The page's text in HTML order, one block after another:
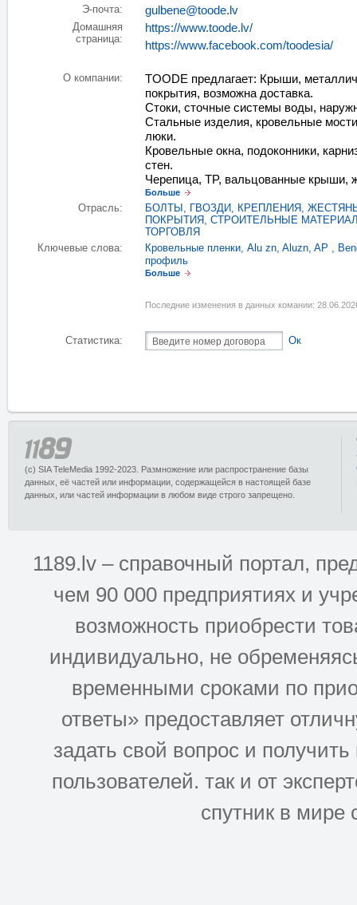
Э-почта: gulbene@toode.lv
Домашняя
страница:
https://www.toode.lv/
https://www.facebook.com/toodesia/
О компании:
TOODE предлагает: Крыши,
покрытия, возможна доставка.
Стоки, сточные системы воды,
Стальные изделия, кровельные
люки.
Кровельные окна, подоконники,
стен.
Черепица, TP, вальцованные крыши,
Больше
Отрасль: БОЛТЫ, ГВОЗДИ, КРЕПЛЕНИЯ,
ПОКРЫТИЯ, СТРОИТЕЛЬНЫЕ
ТОРГОВЛЯ
Ключевые слова:
Кровельные пленки, Alu zn, Aluzn, AP ,
профиль
Больше
Последние изменения в данных комании:
Статистика: Ок
(c) SIA TeleMedia 1992-2023. Размножение или распространение базы
данных, её частей или информации, содержащейся в настоящей базе
данных, или частей информации в любом виде строго запрещено.
1189.lv – справочный портал,
чем 90 000 предприятиях и
возможность приобрести
индивидуально, не
временными сроками по
ответы» предоставляет
задать свой вопрос и
пользователей. так и от
спутник в